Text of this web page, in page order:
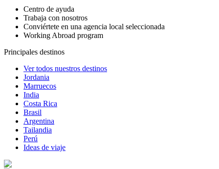
Centro de ayuda
Trabaja con nosotros
Conviértete en una agencia local seleccionada
Working Abroad program
Principales destinos
Ver todos nuestros destinos
Jordania
Marruecos
India
Costa Rica
Brasil
Argentina
Tailandia
Perú
Ideas de viaje